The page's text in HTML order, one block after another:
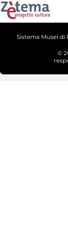
Sistema Musei di
©